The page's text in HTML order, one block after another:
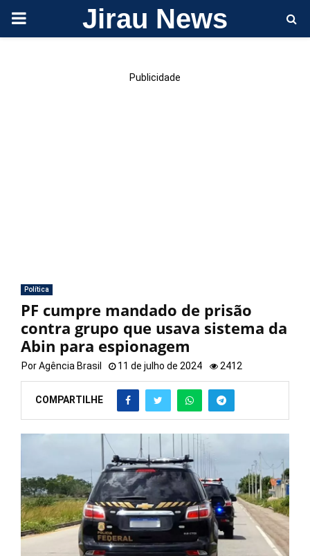
PRIMARY Jirau News
Publicidade
Política
PF cumpre mandado de prisão
contra grupo que usava sistema da
Abin para espionagem
PorAgência Brasil 11 de julho de 2024 2412
COMPARTILHE